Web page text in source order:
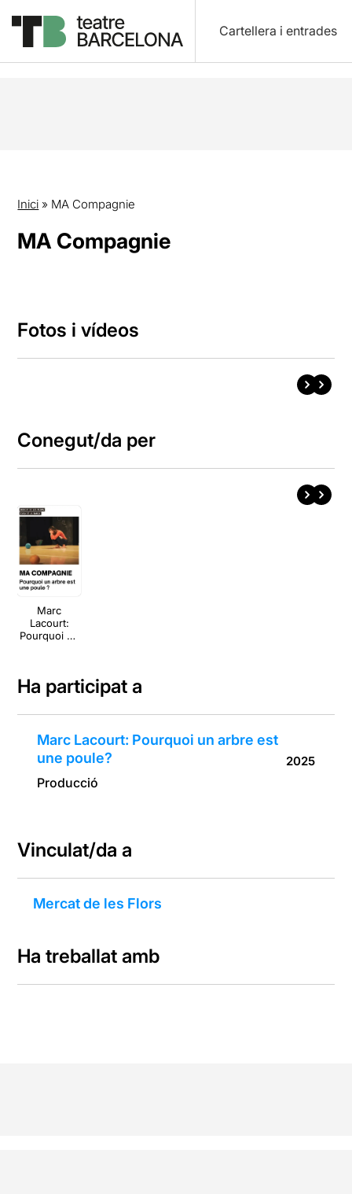
Cartellera i entrades
Inici » MA Compagnie
MA Compagnie
Fotos i vídeos
Conegut/da per
Marc
Lacourt:
Pourquoi un
Ha participat a
Marc Lacourt: Pourquoi un arbre est
une poule?
Producció
2025
Vinculat/da a
Mercat de les Flors
Ha treballat amb